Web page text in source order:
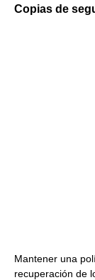
Copias de
Mantener una
recuperación de